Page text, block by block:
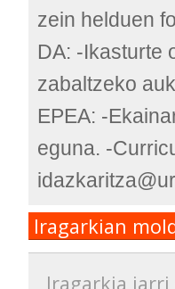
zein helduen
DA: -Ikasturte
zabaltzeko
EPEA: -
eguna. -
Iragarkian
Iragarkia